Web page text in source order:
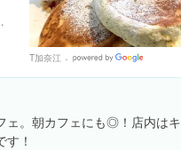
T加奈江
Places
ェ。朝カフェにも◎！店内はキ
！